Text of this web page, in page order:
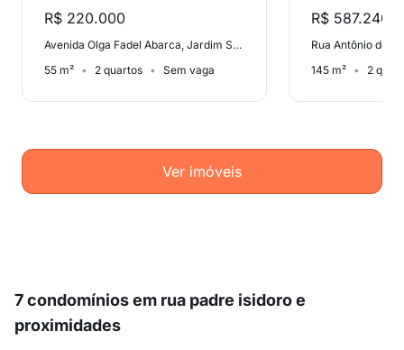
R$ 220.000
Avenida Olga Fadel Abarca, Jardim Santa Terezinha (Zona Leste)
55 m²
2 quartos Sem vaga
R$ 587.240
145 m² 2
Ver imóveis
7 condomínios em rua padre isidoro e
proximidades